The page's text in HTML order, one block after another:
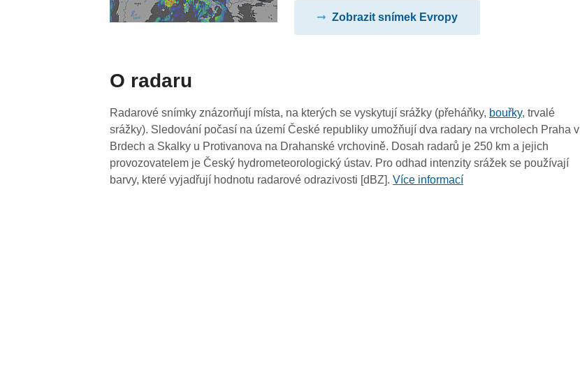
15:25
15:15
15:05
14:55
Zobrazit snímek Evropy
O radaru
Radarové snímky znázorňují místa, na kterých se vyskytují srážky (přeháňky, bouřky, trvalé
srážky). Sledování počasí na území České republiky umožňují dva radary na vrcholech Praha v
Brdech a Skalky u Protivanova na Drahanské vrchovině. Dosah radarů je 250 km a jejich
provozovatelem je Český hydrometeorologický ústav. Pro odhad intenzity srážek se používají
barvy, které vyjadřují hodnotu radarové odrazivosti [dBZ].Více informací